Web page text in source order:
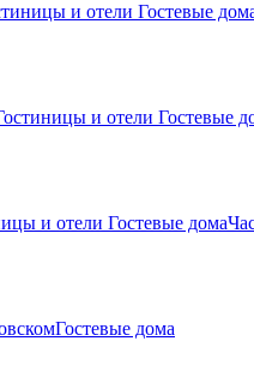
и отели Гостевые
и отели Гостевые
и отели Гостевые дома
Гостевые дома